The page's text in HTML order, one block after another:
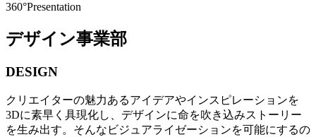
360°Presentation
デザイン事業部
DESIGN
クリエイターの魅力あるアイデアやインスピレーションを
3Dに素早く具現化し、デザインに命を吹き込みストーリー
を生み出す。そんなビジュアライゼーションを可能にするの